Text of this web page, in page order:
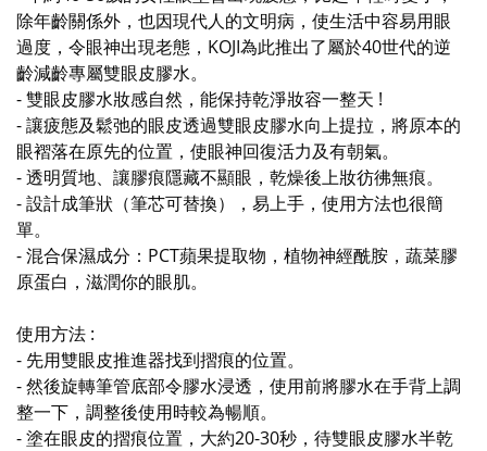
除年齡關係外，也因現代人的文明病，使生活中容易用眼
過度，令眼神出現老態，KOJI為此推出了屬於40世代的逆
齡減齡專屬雙眼皮膠水。
- 雙眼皮膠水妝感自然，能保持乾淨妝容一整天 !
- 讓疲態及鬆弛的眼皮透過雙眼皮膠水向上提拉，將原本的
眼褶落在原先的位置，使眼神回復活力及有朝氣。
- 透明質地、讓膠痕隱藏不顯眼，乾燥後上妝彷彿無痕。
- 設計成筆狀（筆芯可替換），易上手，使用方法也很簡
單。
- 混合保濕成分：PCT蘋果提取物，植物神經酰胺，蔬菜膠
原蛋白，滋潤你的眼肌。
使用方法 :
- 先用雙眼皮推進器找到摺痕的位置。
- 然後旋轉筆管底部令膠水浸透，使用前將膠水在手背上調
整一下，調整後使用時較為暢順。
- 塗在眼皮的摺痕位置，大約20-30秒，待雙眼皮膠水半乾